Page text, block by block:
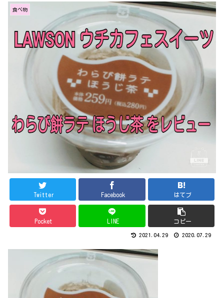
食べ物
Twitter Facebook はてブ
Pocket LINE コピー
2021.04.29 2020.07.29